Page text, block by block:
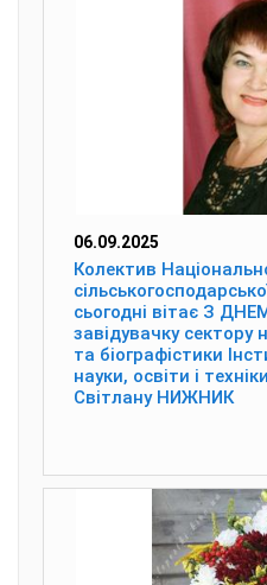
06.09.2025
Колектив
сьогодні вітає З
завідувачку сектору
та біографістики
науки, освіти і
Світлану НИЖНИК